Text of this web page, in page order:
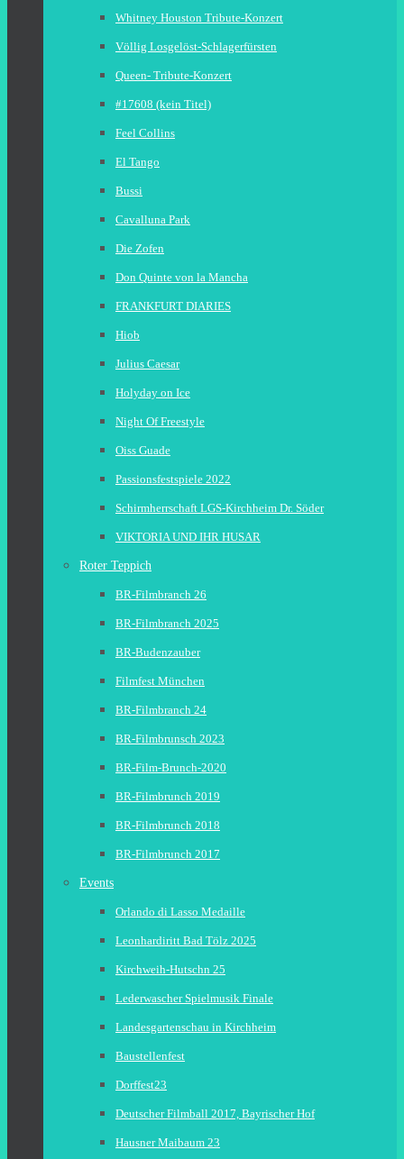
Whitney Houston Tribute-Konzert
Völlig Losgelöst-Schlagerfürsten
Queen- Tribute-Konzert
#17608 (kein Titel)
Feel Collins
El Tango
Bussi
Cavalluna Park
Die Zofen
Don Quinte von la Mancha
FRANKFURT DIARIES
Hiob
Julius Caesar
Holyday on Ice
Night Of Freestyle
Oiss Guade
Passionsfestspiele 2022
Schirmherrschaft LGS-Kirchheim Dr. Söder
VIKTORIA UND IHR HUSAR
Roter Teppich
BR-Filmbranch 26
BR-Filmbranch 2025
BR-Budenzauber
Filmfest München
BR-Filmbranch 24
BR-Filmbrunsch 2023
BR-Film-Brunch-2020
BR-Filmbrunch 2019
BR-Filmbrunch 2018
BR-Filmbrunch 2017
Events
Orlando di Lasso Medaille
Leonhardiritt Bad Tölz 2025
Kirchweih-Hutschn 25
Lederwascher Spielmusik Finale
Landesgartenschau in Kirchheim
Baustellenfest
Dorffest23
Deutscher Filmball 2017, Bayrischer Hof
Hausner Maibaum 23